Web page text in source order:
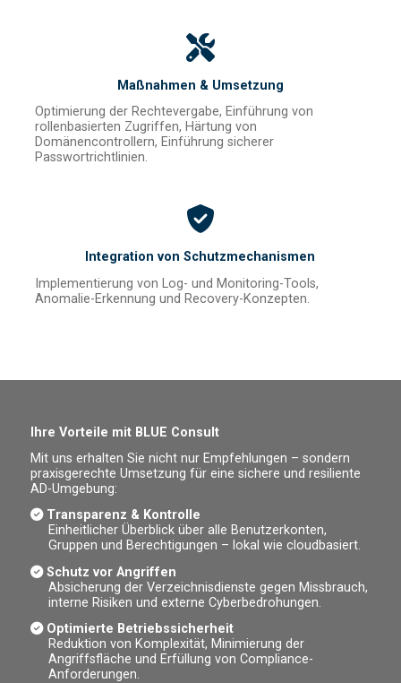
Maßnahmen & Umsetzung
Optimierung der Rechtevergabe, Einführung von
rollenbasierten Zugriffen, Härtung von
Domänencontrollern, Einführung sicherer
Passwortrichtlinien.
Integration von Schutzmechanismen
Implementierung von Log- und Monitoring-Tools,
Anomalie-Erkennung und Recovery-Konzepten.
Ihre Vorteile mit BLUE Consult
Mit uns erhalten Sie nicht nur Empfehlungen – sondern
praxisgerechte Umsetzung für eine sichere und resiliente
AD-Umgebung:
Transparenz & Kontrolle
Einheitlicher Überblick über alle Benutzerkonten,
Gruppen und Berechtigungen – lokal wie cloudbasiert.
Schutz vor Angriffen
Absicherung der Verzeichnisdienste gegen Missbrauch,
interne Risiken und externe Cyberbedrohungen.
Optimierte Betriebssicherheit
Reduktion von Komplexität, Minimierung der
Angriffsfläche und Erfüllung von Compliance-
Anforderungen.